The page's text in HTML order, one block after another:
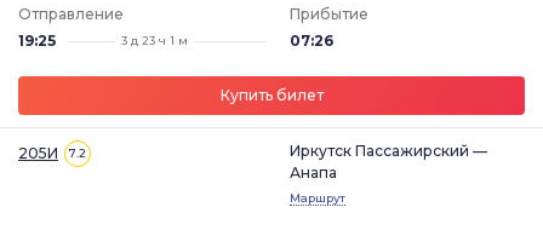
Отправление
19:25
3 д 23 ч 1 м
Прибытие
07:26
Купить билет
205И 7.2
Иркутск Пассажирский —
Анапа
Маршрут